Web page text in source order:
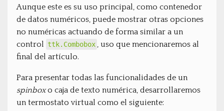
Aunque este es su uso principal, como contenedor
de datos numéricos, puede mostrar otras opciones
no numéricas actuando de forma similar a un
control ttk.Combobox , uso que mencionaremos al
final del artículo.
Para presentar todas las funcionalidades de un
spinboxo caja de texto numérica, desarrollaremos
un termostato virtual como el siguiente: